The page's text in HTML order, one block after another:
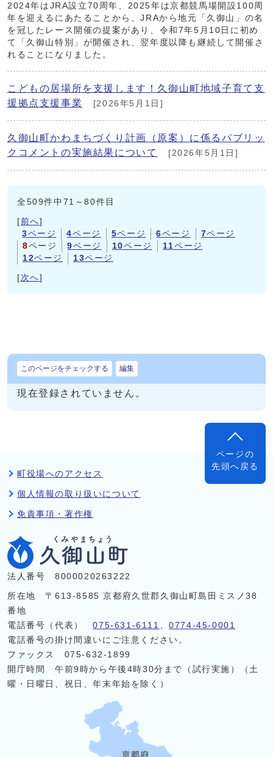
2024年はJRA設立70周年、2025年は京都競馬場開設100周
年を迎えるにあたることから、JRAから地元「久御山」の名
を冠したレース開催の提案があり、令和7年5月10日に初め
て「久御山特別」が開催され、翌年度以降も継続して開催さ
れることになりました。
こどもの居場所を支援します！久御山町地域子育て支
援拠点支援事業
[2026年5月1日]
久御山町かわまちづくり計画（原案）に係るパブリッ
クコメントの実施結果について
[2026年5月1日]
全509件中71～80件目
[前へ]
3ページ 4ページ 5ページ 6ページ 7ページ
8ページ 9ページ 10ページ 11ページ
12ページ 13ページ
[ 次へ]
このページをチェックする 編集
現在登録されていません。
ページの
先頭へ戻る
町役場へのアクセス
個人情報の取り扱いについて
免責事項・著作権
法人番号 8000020263222
所在地 〒613-8585 京都府久世郡久御山町島田ミスノ38
番地
電話番号（代表）075-631-6111 、0774-45-0001
電話番号の掛け間違いにご注意ください。
ファックス 075-632-1899
開庁時間 午前9時から午後4時30分まで（試行実施）（土
曜・日曜日、祝日、年末年始を除く）